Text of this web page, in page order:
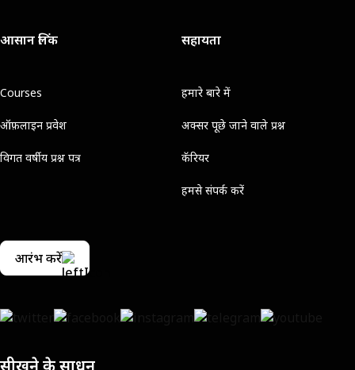
आसान लिंक
Courses
ऑफ़लाइन प्रवेश
विगत वर्षीय प्रश्न पत्र
सहायता
हमारे बारे में
अक्सर पूछे जाने वाले प्रश्न
कॅरियर
हमसे संपर्क करें
आरंभ करें
सीखने के साधन